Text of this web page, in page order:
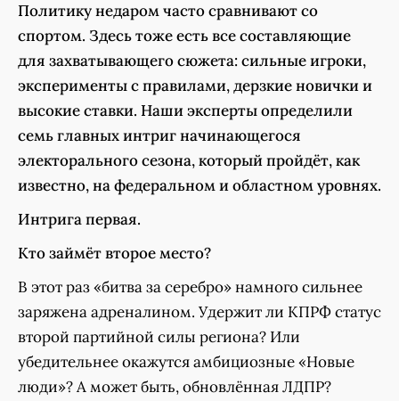
Политику недаром часто сравнивают со
спортом. Здесь тоже есть все составляющие
для захватывающего сюжета: сильные игроки,
эксперименты с правилами, дерзкие новички и
высокие ставки. Наши эксперты определили
семь главных интриг начинающегося
электорального сезона, который пройдёт, как
известно, на федеральном и областном уровнях.
Интрига первая.
Кто займёт второе место?
В этот раз «битва за серебро» намного сильнее
заряжена адреналином. Удержит ли КПРФ статус
второй партийной силы региона? Или
убедительнее окажутся амбициозные «Новые
люди»? А может быть, обновлённая ЛДПР?